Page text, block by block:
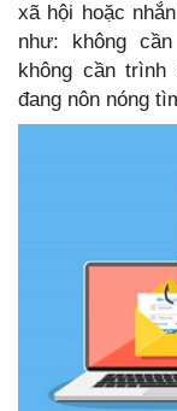
xã hội hoặc
như: không
không cần
đang nôn nóng